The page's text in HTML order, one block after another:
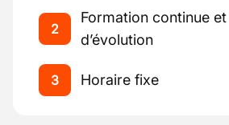
2
Formation continue
d’évolution
3 Horaire fixe